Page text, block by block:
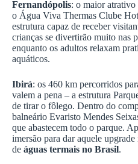
Fernandópolis: o maior atrativo
o Água Viva Thermas Clube
estrutura capaz de receber
crianças se divertirão muito nas
enquanto os adultos relaxam
aquáticos.
Ibirá: os 460 km percorridos
valem a pena – a estrutura
de tirar o fôlego. Dentro do
balneário Evaristo Mendes
que abastecem todo o parque.
imersão para dar aquele upgrade
de águas termais no Brasil.